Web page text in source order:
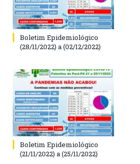
Boletim Epidemiológico
(28/11/2022) a (02/12/2022)
Boletim Epidemiológico
(21/11/2022) a (25/11/2022)